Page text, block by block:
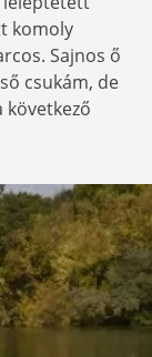
komoly
Sajnos ő
csukám, de